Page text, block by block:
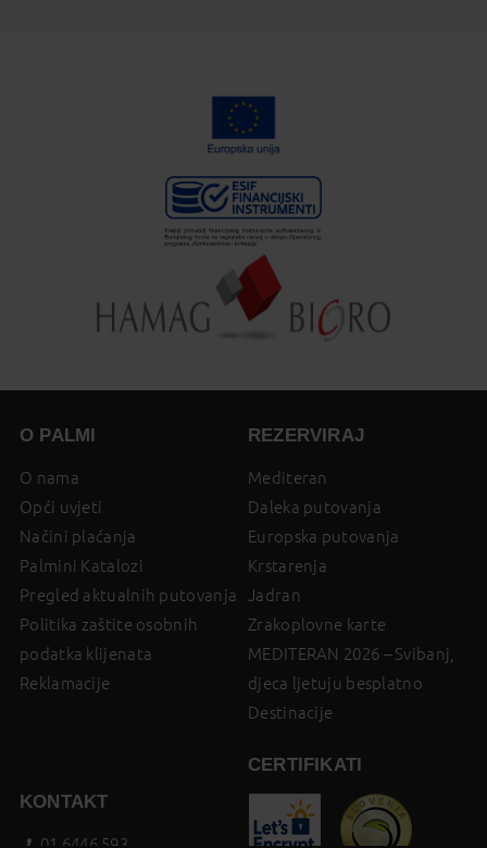
O PALMI
O nama
Opći uvjeti
Načini plaćanja
Palmini Katalozi
Pregled aktualnih putovanja
Politika zaštite osobnih
podatka klijenata
Reklamacije
KONTAKT
01 6446 593
REZERVIRAJ
Mediteran
Daleka putovanja
Europska putovanja
Krstarenja
Jadran
Zrakoplovne karte
MEDITERAN 2026 – Svibanj,
djeca ljetuju besplatno
Destinacije
CERTIFIKATI